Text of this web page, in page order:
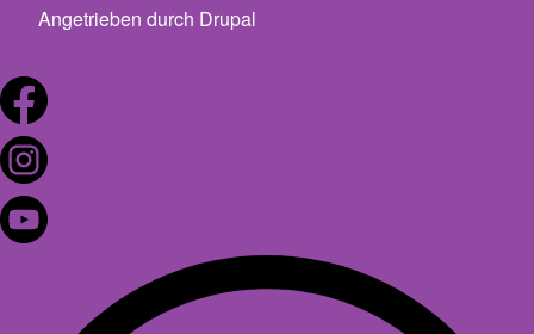
Angetrieben durch Drupal